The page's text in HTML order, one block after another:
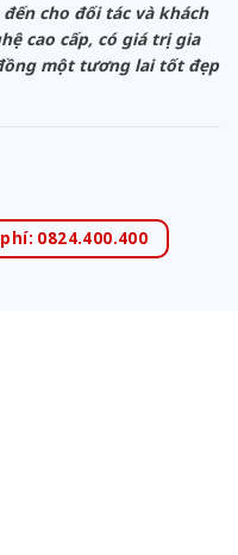
cho đối tác và khách
cao cấp, có giá trị gia
một tương lai tốt đẹp
0824.400.400